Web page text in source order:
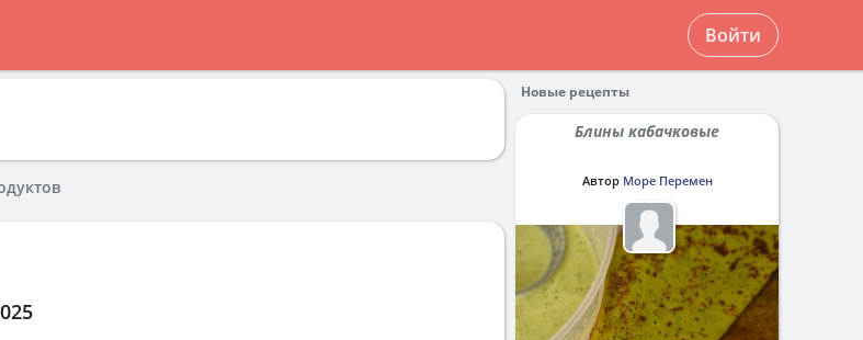
Войти
Новые рецепты
Блины кабачковые
Автор Море Перемен